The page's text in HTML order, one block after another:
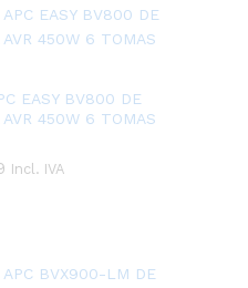
EASY BV800 DE
AVR 450W 6 TOMAS
Incl. IVA